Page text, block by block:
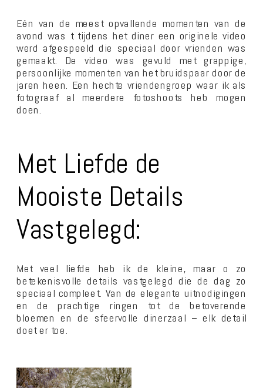
Eén van de meest opvallende momenten van de
avond was t tijdens het diner een originele video
werd afgespeeld die speciaal door vrienden was
gemaakt. De video was gevuld met grappige,
persoonlijke momenten van het bruidspaar door de
jaren heen. Een hechte vriendengroep waar ik als
fotograaf al meerdere fotoshoots heb mogen
doen.
Met Liefde de
Mooiste Details
Vastgelegd:
Met veel liefde heb ik de kleine, maar o zo
betekenisvolle details vastgelegd die de dag zo
speciaal compleet. Van de elegante uitnodigingen
en de prachtige ringen tot de betoverende
bloemen en de sfeervolle dinerzaal – elk detail
doet er toe.